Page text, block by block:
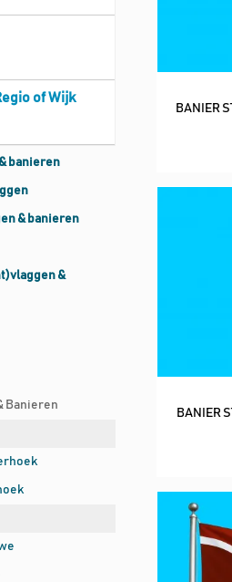
of Wijk
banieren
& banieren
&
Banieren
BANIER
BANIER